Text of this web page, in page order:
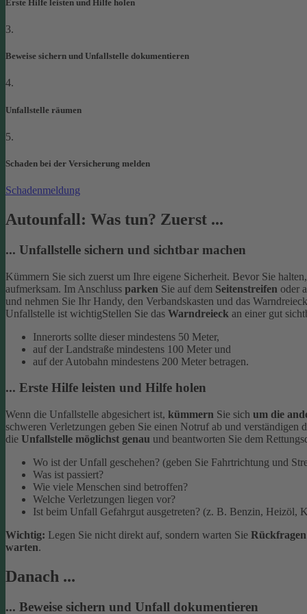
Erste Hilfe leisten und Hilfe holen
3.
Beweise sichern und Unfallstelle dokumentieren
4.
Unfallstelle räumen
5.
Schaden bei der Versicherung melden
Schadenmeldung
Autounfall: Was tun? Zuerst ...
... Unfallstelle sichern und sichtbar machen
Kümmern Sie sich zuerst um Ihre eigene Sicherheit. Bevor Sie
aufmerksam. Im Anschluss parken Sie auf dem Seitenstreifen oder
und nehmen Sie Ihr Handy, den Verbandskasten und das
Unfallstelle ist wichtigStellen Sie das Warndreieck an einer gut
Innerorts sollte dieser mindestens 50 Meter,
auf der Landstraße mindestens 100 Meter und
auf der Autobahn mindestens 200 Meter betragen.
... Erste Hilfe leisten und Hilfe holen
Wenn die Unfallstelle abgesichert ist, kümmern Sie sich um die
schweren Verletzungen geben Sie einen Notruf ab und
die Unfallstelle möglichst genau und beantworten Sie dem
Wo ist der Unfall geschehen? (geben Sie Fahrtrichtung und
Was ist passiert?
Wie viele Menschen sind betroffen?
Welche Verletzungen liegen vor?
Ist beim Unfall Gefahrgut ausgetreten? (z. B. Benzin,
Wichtig: Legen Sie nicht direkt auf, sondern warten Sie Rückfragen
warten.
Danach ...
... Beweise sichern und Unfall dokumentieren